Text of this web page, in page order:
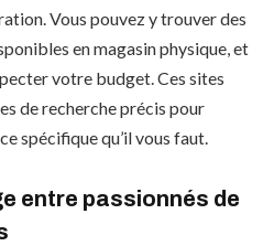
Vous pouvez y trouver des
en magasin physique, et
votre budget. Ces sites
de recherche précis pour
spécifique qu’il vous faut.
entre passionnés de